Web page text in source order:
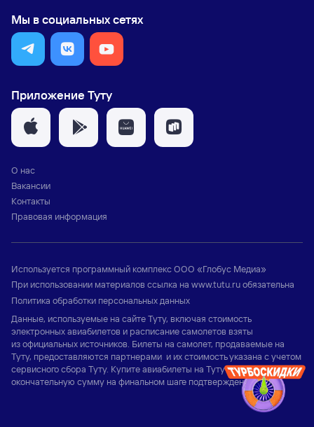
Мы в социальных сетях
Приложение Туту
О нас
Вакансии
Контакты
Правовая информация
Используется программный комплексООО «Глобус Медиа»
При использовании материалов ссылка на www.tutu.ruобязательна
Политика обработки персональных данных
Данные, используемые на сайте Туту, включая стоимость
электронных авиабилетов и расписание самолетов взяты
из официальных источников. Билеты на самолет, продаваемые на
Туту, предоставляются партнерами и их стоимость указана с учетом
сервисного сбора Туту. Купите авиабилеты на Туту и узнайте
окончательную сумму на финальном шаге подтверждения заказа